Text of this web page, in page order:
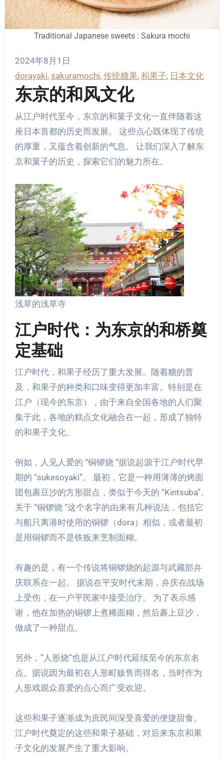
Traditional Japanese sweets : Sakura mochi
2024年8月1日
dorayaki, sakuramochi, 传统糖果, 和果子, 日本文化
东京的和风文化
从江户时代至今，东京的和菓子文化一直伴随着这
座日本首都的历史而发展。 这些点心既体现了传统
的厚重，又蕴含着创新的气息。 让我们深入了解东
京和菓子的历史，探索它们的魅力所在。
浅草的浅草寺
江户时代：为东京的和桥奠
定基础
江户时代，和果子经历了重大发展。随着糖的普
及，和果子的种类和口味变得更加丰富。特别是在
江户（现今的东京），由于来自全国各地的人们聚
集于此，各地的糕点文化融合在一起，形成了独特
的和果子文化。
例如，人见人爱的 “铜锣烧 “据说起源于江户时代早
期的 “sukesoyaki”。 最初，它是一种用薄薄的烤面
团包裹豆沙的方形甜点，类似于今天的 “Kintsuba”。
关于 “铜锣烧 “这个名字的由来有几种说法，包括它
与船只离港时使用的铜锣（dora）相似，或者最初
是用铜锣而不是铁板来烹制面糊。
有趣的是，有一个传说将铜锣烧的起源与武藏部弁
庆联系在一起。 据说在平安时代末期，弁庆在战场
上受伤，在一户平民家中接受治疗。 为了表示感
谢，他在加热的铜锣上煮稀面糊，然后裹上豆沙，
做成了一种甜点。
另外，”人形烧”也是从江户时代延续至今的东京名
点。据说因为最初在人形町贩售而得名，当时作为
人形戏观众喜爱的点心而广受欢迎。
这些和果子逐渐成为庶民间深受喜爱的便捷甜食。
江户时代奠定的这些和果子基础，对后来东京和果
子文化的发展产生了重大影响。